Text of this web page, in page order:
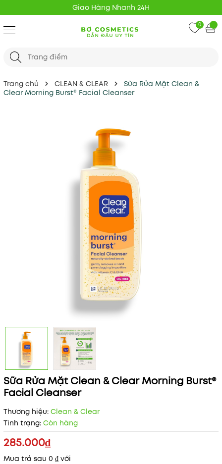
Giao Hàng Nhanh 24H
0
Trang chủ CLEAN & CLEAR
Sữa Rửa Mặt Clean &
Clear Morning Burst® Facial Cleanser
Sữa Rửa Mặt Clean & Clear Morning Burst®
Facial Cleanser
Thương hiệu: Clean & Clear
Tình trạng: Còn hàng
285.000₫
Mua trả sau 0 ₫ với